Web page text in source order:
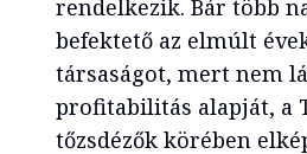
rendelkezik. Bár több
befektető az elmúlt
társaságot, mert nem
profitabilitás alapját, a
tőzsdézők körében